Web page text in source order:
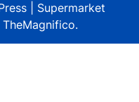
Supermarket
TheMagnifico.